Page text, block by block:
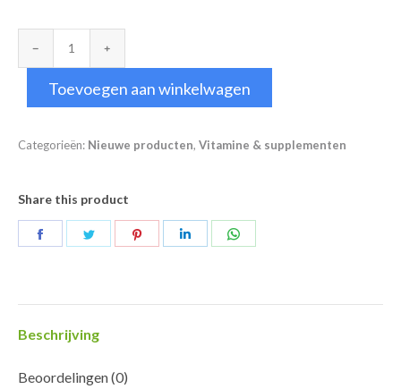
Knoflook
ABG10+®
mg
Toevoegen aan winkelwagen
Categorieën: Nieuwe producten, Vitamine & supplementen
Share this product
Beschrijving
Beoordelingen (0)